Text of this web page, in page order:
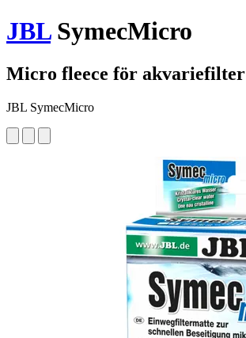
JBLSymecMicro
Micro fleece för akvariefilter
JBL SymecMicro